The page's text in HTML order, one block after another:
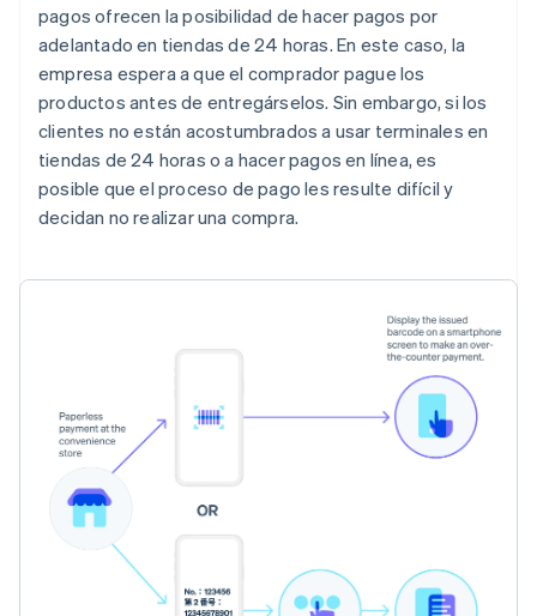
pagos ofrecen la posibilidad de hacer pagos por
adelantado en tiendas de 24 horas. En este caso, la
empresa espera a que el comprador pague los
productos antes de entregárselos. Sin embargo, si los
clientes no están acostumbrados a usar terminales en
tiendas de 24 horas o a hacer pagos en línea, es
posible que el proceso de pago les resulte difícil y
decidan no realizar una compra.